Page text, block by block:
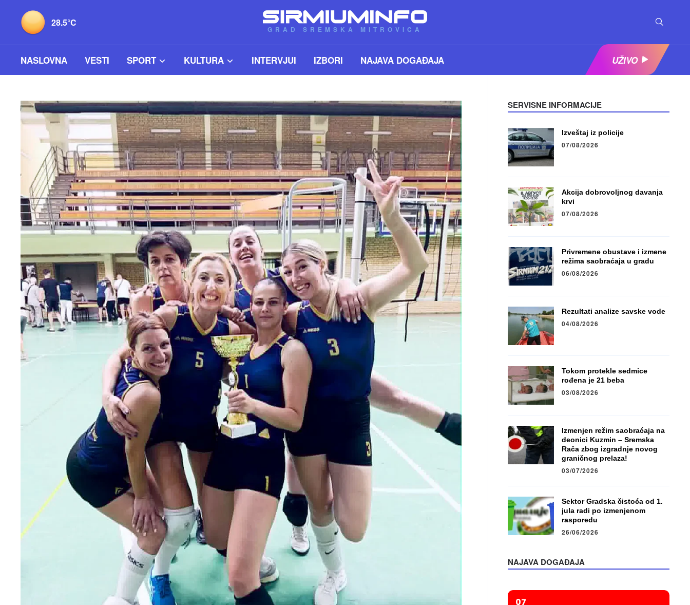
28.5°C
GRAD SREMSKA MITROVICA
NASLOVNA VESTI SPORT KULTURA INTERVJUI IZBORI NAJAVA DOGAĐAJA UŽIVO
SERVISNE INFORMACIJE
Izveštaj iz policije
07/08/2026
Akcija dobrovoljnog davanja
krvi
07/08/2026
Privremene obustave i izmene
režima saobraćaja u gradu
06/08/2026
Rezultati analize savske vode
04/08/2026
Tokom protekle sedmice
rođena je 21 beba
03/08/2026
Izmenjen režim saobraćaja na
deonici Kuzmin – Sremska
Rača zbog izgradnje novog
graničnog prelaza!
03/07/2026
Sektor Gradska čistoća od 1.
jula radi po izmenjenom
rasporedu
26/06/2026
NAJAVA DOGAĐAJA
07